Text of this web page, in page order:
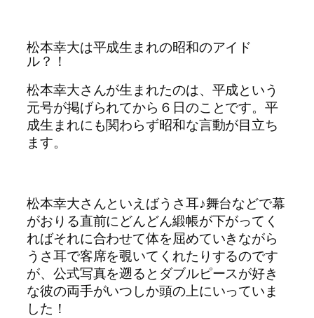
松本幸大は平成生まれの昭和のアイド
ル？！
松本幸大さんが生まれたのは、平成という
元号が掲げられてから６日のことです。平
成生まれにも関わらず昭和な言動が目立ち
ます。
松本幸大さんといえばうさ耳♪舞台などで幕
がおりる直前にどんどん緞帳が下がってく
ればそれに合わせて体を屈めていきながら
うさ耳で客席を覗いてくれたりするのです
が、公式写真を遡るとダブルピースが好き
な彼の両手がいつしか頭の上にいっていま
した！